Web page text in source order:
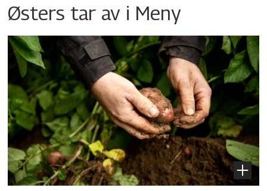
Østers tar av i Meny